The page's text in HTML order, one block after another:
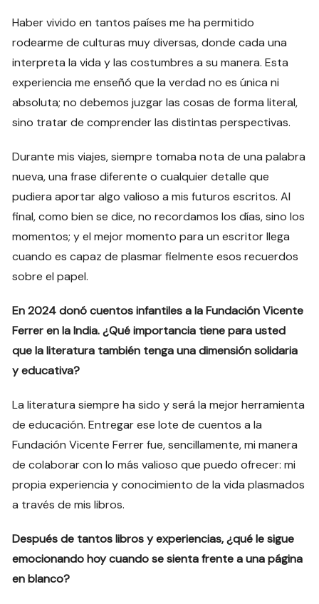
Haber vivido en tantos países me ha permitido
rodearme de culturas muy diversas, donde cada una
interpreta la vida y las costumbres a su manera. Esta
experiencia me enseñó que la verdad no es única ni
absoluta; no debemos juzgar las cosas de forma literal,
sino tratar de comprender las distintas perspectivas.
Durante mis viajes, siempre tomaba nota de una palabra
nueva, una frase diferente o cualquier detalle que
pudiera aportar algo valioso a mis futuros escritos. Al
final, como bien se dice, no recordamos los días, sino los
momentos; y el mejor momento para un escritor llega
cuando es capaz de plasmar fielmente esos recuerdos
sobre el papel.
En 2024 donó cuentos infantiles a la Fundación Vicente
Ferrer en la India. ¿Qué importancia tiene para usted
que la literatura también tenga una dimensión solidaria
y educativa?
La literatura siempre ha sido y será la mejor herramienta
de educación. Entregar ese lote de cuentos a la
Fundación Vicente Ferrer fue, sencillamente, mi manera
de colaborar con lo más valioso que puedo ofrecer: mi
propia experiencia y conocimiento de la vida plasmados
a través de mis libros.
Después de tantos libros y experiencias, ¿qué le sigue
emocionando hoy cuando se sienta frente a una página
en blanco?